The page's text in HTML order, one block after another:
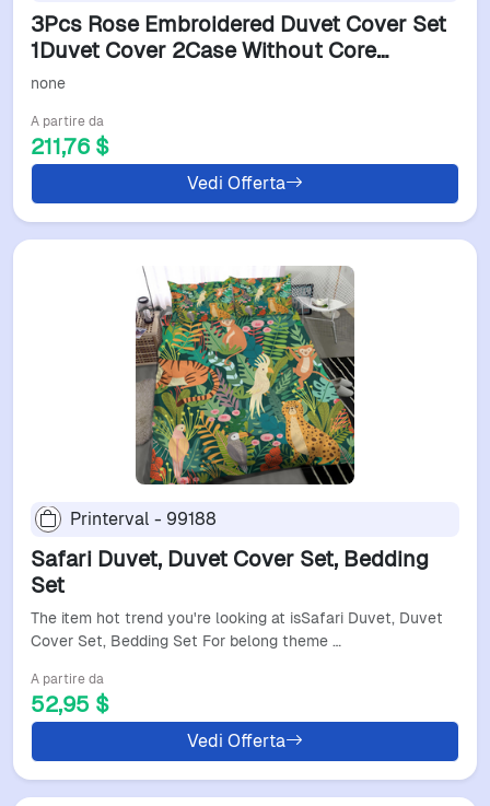
3Pcs Rose Embroidered Duvet Cover Set
1Duvet Cover 2Case Without Core
Princess Style Lace Bedding Set H251011
none
A partire da
211,76 $
Vedi Offerta
Printerval - 99188
Safari Duvet, Duvet Cover Set, Bedding
Set
The item hot trend you're looking at isSafari Duvet, Duvet
Cover Set, Bedding Set For belong theme …
A partire da
52,95 $
Vedi Offerta